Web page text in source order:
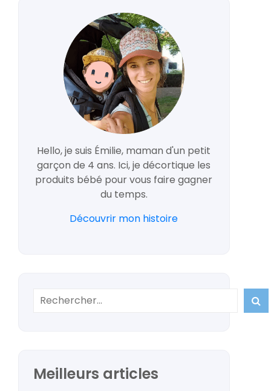
Hello, je suis Émilie, maman d'un petit
garçon de 4 ans. Ici, je décortique les
produits bébé pour vous faire gagner
du temps.
Découvrir mon histoire

Meilleurs articles